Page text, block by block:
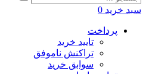
سبد خرید 0
پرداخت
تایید خرید
تراکنش ناموفق
سوابق خرید